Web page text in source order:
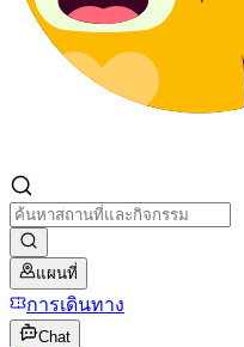
แผนที่
การเดินทาง
Chat